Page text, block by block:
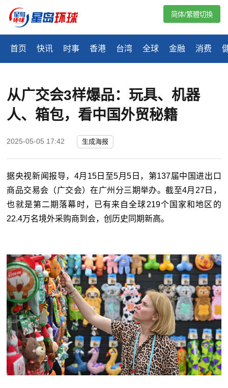
首页 快讯 时事 香港 台湾 全球 金融 消费
简体/繁體切換
从广交会3样爆品：玩具、机器
人、箱包，看中国外贸秘籍
2025-05-05 17:42 生成海报
据央视新闻报导，4月15日至5月5日，第137届中国进出口
商品交易会（广交会）在广州分三期举办。截至4月27日，
也就是第二期落幕时，已有来自全球219个国家和地区的
22.4万名境外采购商到会，创历史同期新高。